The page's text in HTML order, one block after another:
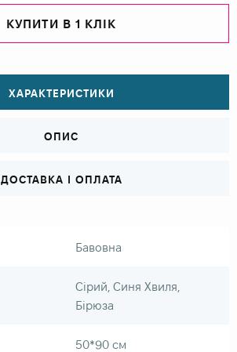
КУПИТИ В 1 КЛІК
ХАРАКТЕРИСТИКИ
ОПИС
ДОСТАВКА І ОПЛАТА
Бавовна
Сірий, Синя Хвиля,
Бірюза
50*90 см